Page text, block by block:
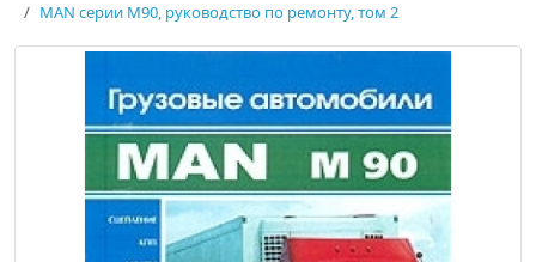
MAN серии M90, руководство по ремонту, том 2